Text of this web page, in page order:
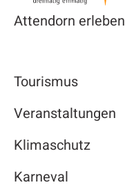
Attendorn erleben
Tourismus
Veranstaltungen
Klimaschutz
Karneval